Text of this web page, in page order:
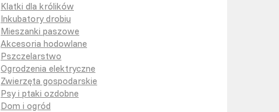
Klatki dla królików
Inkubatory drobiu
Mieszanki paszowe
Akcesoria hodowlane
Pszczelarstwo
Ogrodzenia elektryczne
Zwierzęta gospodarskie
Psy i ptaki ozdobne
Dom i ogród